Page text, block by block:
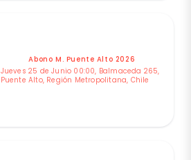
Abono M. Puente Alto 2026
Jueves 25 de Junio 00:00, Balmaceda 265,
Puente Alto, Región Metropolitana, Chile